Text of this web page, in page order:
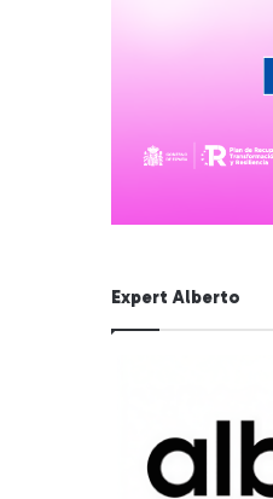
Expert Alberto